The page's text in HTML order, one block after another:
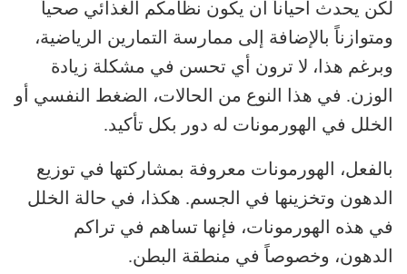
لكن يحدث أحياناً أن يكون نظامكم الغذائي صحياً
ومتوازناً بالإضافة إلى ممارسة التمارين الرياضية،
وبرغم هذا، لا ترون أي تحسن في مشكلة زيادة
الوزن. في هذا النوع من الحالات، الضغط النفسي أو
الخلل في الهورمونات له دور بكل تأكيد.
بالفعل، الهورمونات معروفة بمشاركتها في توزيع
الدهون وتخزينها في الجسم. هكذا، في حالة الخلل
في هذه الهورمونات، فإنها تساهم في تراكم
الدهون، وخصوصاً في منطقة البطن.